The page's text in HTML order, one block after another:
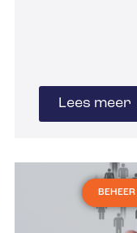
Lees meer